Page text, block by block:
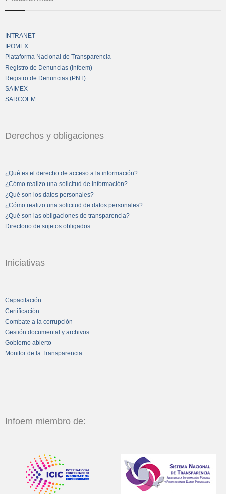
INTRANET
IPOMEX
Plataforma Nacional de Transparencia
Registro de Denuncias (Infoem)
Registro de Denuncias (PNT)
SAIMEX
SARCOEM
Derechos y obligaciones
¿Qué es el derecho de acceso a la información?
¿Cómo realizo una solicitud de información?
¿Qué son los datos personales?
¿Cómo realizo una solicitud de datos personales?
¿Qué son las obligaciones de transparencia?
Directorio de sujetos obligados
Iniciativas
Capacitación
Certificación
Combate a la corrupción
Gestión documental y archivos
Gobierno abierto
Monitor de la Transparencia
Infoem miembro de: